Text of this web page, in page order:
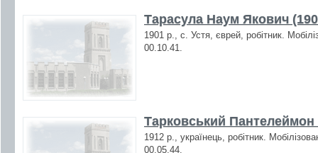
Тарасула Наум Якович
1901 р., с. Устя, єврей, робітник.
00.10.41.
Тарковський
1912 р., українець, робітник.
00.05.44.